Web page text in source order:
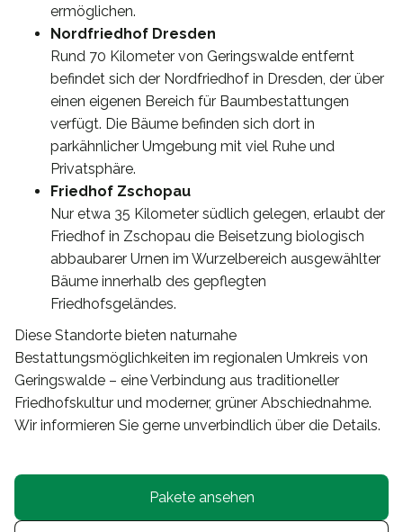
ermöglichen.
Nordfriedhof Dresden
Rund 70 Kilometer von Geringswalde entfernt
befindet sich der Nordfriedhof in Dresden, der über
einen eigenen Bereich für Baumbestattungen
verfügt. Die Bäume befinden sich dort in
parkähnlicher Umgebung mit viel Ruhe und
Privatsphäre.
Friedhof Zschopau
Nur etwa 35 Kilometer südlich gelegen, erlaubt der
Friedhof in Zschopau die Beisetzung biologisch
abbaubarer Urnen im Wurzelbereich ausgewählter
Bäume innerhalb des gepflegten
Friedhofsgeländes.
Diese Standorte bieten naturnahe
Bestattungsmöglichkeiten im regionalen Umkreis von
Geringswalde – eine Verbindung aus traditioneller
Friedhofskultur und moderner, grüner Abschiednahme.
Wir informieren Sie gerne unverbindlich über die Details.
Pakete ansehen